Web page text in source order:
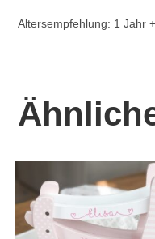
Altersempfehlung: 1 Jahr +